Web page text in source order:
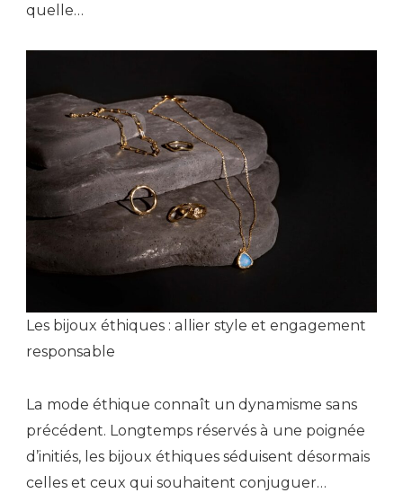
quelle…
Les bijoux éthiques : allier style et engagement
responsable
La mode éthique connaît un dynamisme sans
précédent. Longtemps réservés à une poignée
d’initiés, les bijoux éthiques séduisent désormais
celles et ceux qui souhaitent conjuguer…